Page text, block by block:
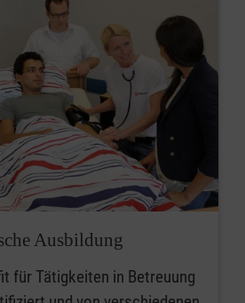
Ausbildung
für Tätigkeiten in Betreuung